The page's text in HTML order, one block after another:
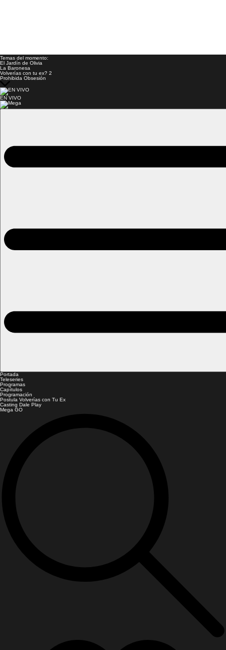
Temas del momento:
El Jardín de Olivia
La Baronesa
Volverías con tu ex? 2
Prohibida Obsesión
EN VIVO
Portada
Teleseries
Programas
Capítulos
Programación
Postula Volverías con Tu Ex
Casting Dale Play
Mega GO